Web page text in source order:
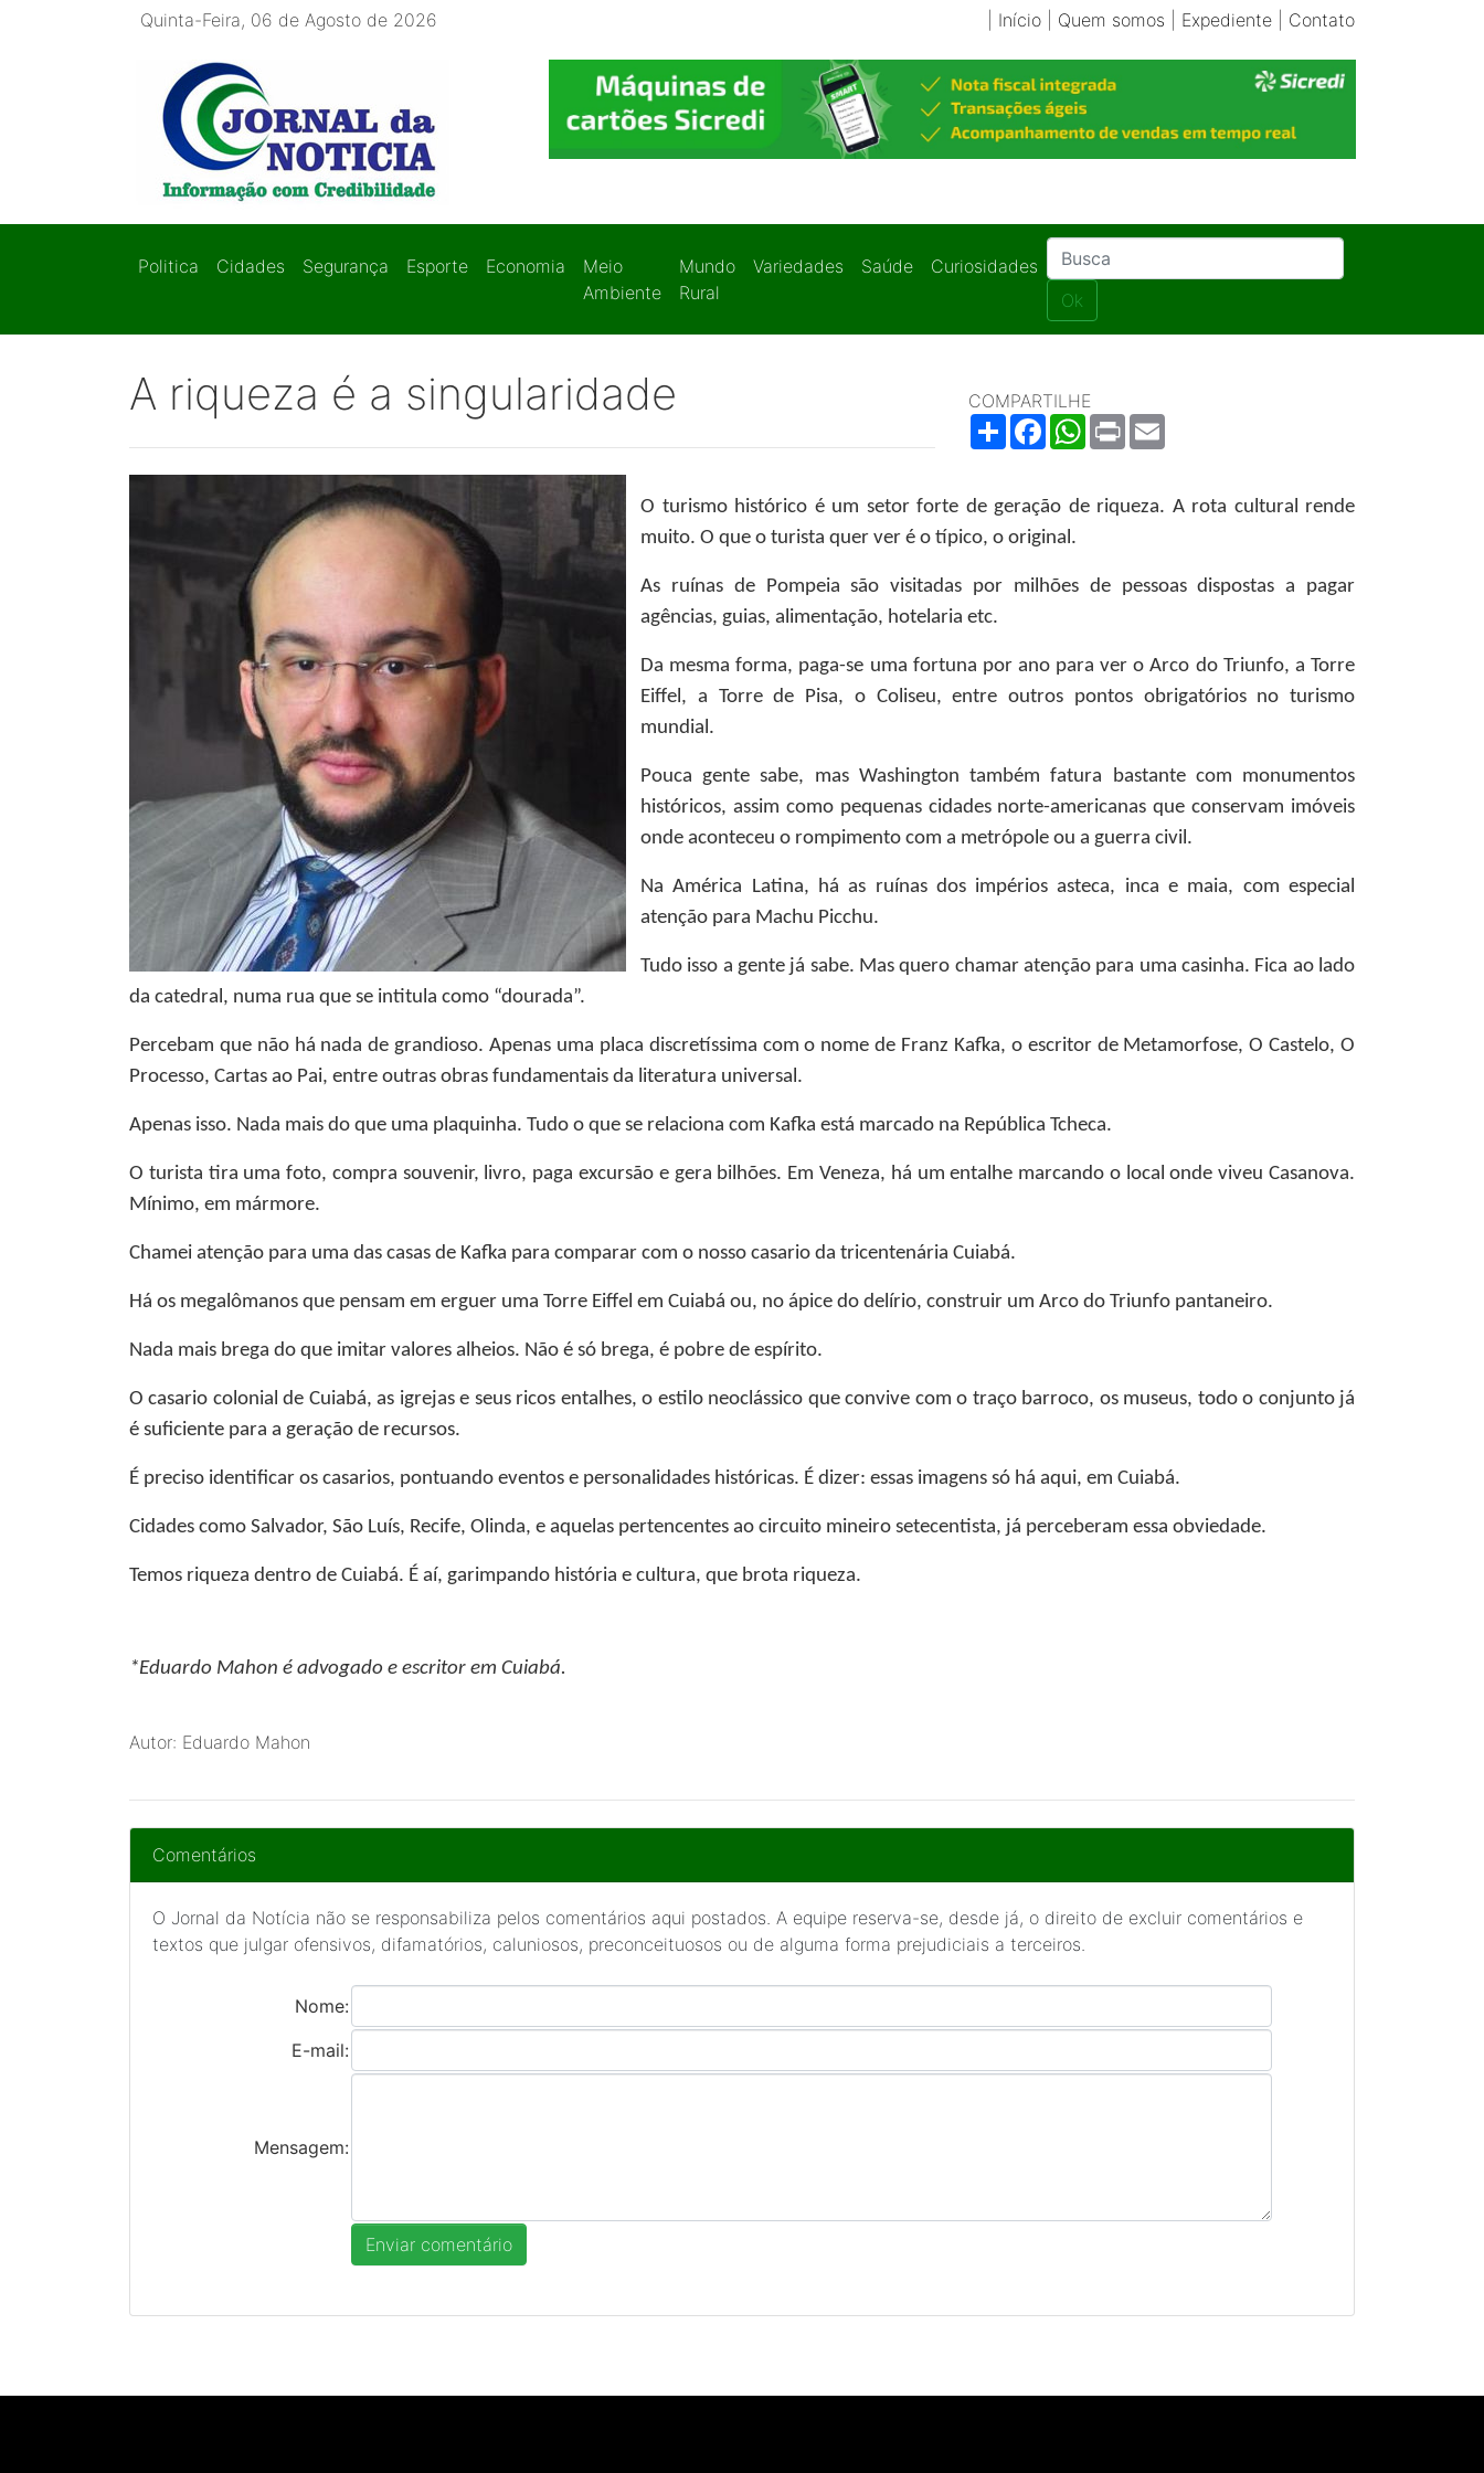
Quinta-Feira, 06 de Agosto de 2026 Início| Quem somos Expediente| Contato
Politica Cidades Segurança Esporte Economia
Meio
Ambiente
Mundo
Rural
Variedades Saúde
Curiosidades
Ok
A riqueza é a singularidade
COMPARTILHE
ShareFacebookWhatsApp
Print
O turismo histórico é um setor forte de geração de riqueza. A rota cultural rende
muito. O que o turista quer ver é o típico, o original.
As ruínas de Pompeia são visitadas por milhões de pessoas dispostas a pagar
agências, guias, alimentação, hotelaria etc.
Da mesma forma, paga-se uma fortuna por ano para ver o Arco do Triunfo, a Torre
Eiffel, a Torre de Pisa, o Coliseu, entre outros pontos obrigatórios no turismo
mundial.
Pouca gente sabe, mas Washington também fatura bastante com monumentos
históricos, assim como pequenas cidades norte-americanas que conservam imóveis
onde aconteceu o rompimento com a metrópole ou a guerra civil.
Na América Latina, há as ruínas dos impérios asteca, inca e maia, com especial
atenção para Machu Picchu.
Tudo isso a gente já sabe. Mas quero chamar atenção para uma casinha. Fica ao lado
da catedral, numa rua que se intitula como “dourada”.
Percebam que não há nada de grandioso. Apenas uma placa discretíssima com o nome de Franz Kafka, o escritor de Metamorfose, O Castelo, O
Processo, Cartas ao Pai, entre outras obras fundamentais da literatura universal.
Apenas isso. Nada mais do que uma plaquinha. Tudo o que se relaciona com Kafka está marcado na República Tcheca.
O turista tira uma foto, compra souvenir, livro, paga excursão e gera bilhões. Em Veneza, há um entalhe marcando o local onde viveu Casanova.
Mínimo, em mármore.
Chamei atenção para uma das casas de Kafka para comparar com o nosso casario da tricentenária Cuiabá.
Há os megalômanos que pensam em erguer uma Torre Eiffel em Cuiabá ou, no ápice do delírio, construir um Arco do Triunfo pantaneiro.
Nada mais brega do que imitar valores alheios. Não é só brega, é pobre de espírito.
O casario colonial de Cuiabá, as igrejas e seus ricos entalhes, o estilo neoclássico que convive com o traço barroco, os museus, todo o conjunto já
é suficiente para a geração de recursos.
É preciso identificar os casarios, pontuando eventos e personalidades históricas. É dizer: essas imagens só há aqui, em Cuiabá.
Cidades como Salvador, São Luís, Recife, Olinda, e aquelas pertencentes ao circuito mineiro setecentista, já perceberam essa obviedade.
Temos riqueza dentro de Cuiabá. É aí, garimpando história e cultura, que brota riqueza.
*Eduardo Mahon é advogado e escritor em Cuiabá.
Autor: Eduardo Mahon
Comentários
O Jornal da Notícia não se responsabiliza pelos comentários aqui postados. A equipe reserva-se, desde já, o direito de excluir comentários e
textos que julgar ofensivos, difamatórios, caluniosos, preconceituosos ou de alguma forma prejudiciais a terceiros.
Nome:
E-mail:
Mensagem: